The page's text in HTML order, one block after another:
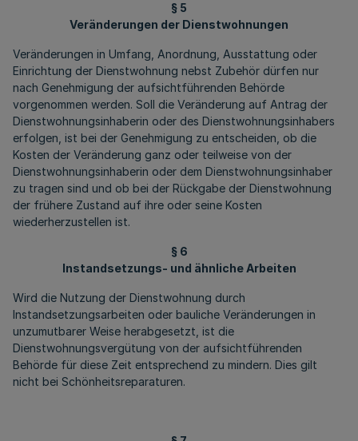
§ 5
Veränderungen der Dienstwohnungen
Veränderungen in Umfang, Anordnung, Ausstattung oder
Einrichtung der Dienstwohnung nebst Zubehör dürfen nur
nach Genehmigung der aufsichtführenden Behörde
vorgenommen werden. Soll die Veränderung auf Antrag der
Dienstwohnungsinhaberin oder des Dienstwohnungsinhabers
erfolgen, ist bei der Genehmigung zu entscheiden, ob die
Kosten der Veränderung ganz oder teilweise von der
Dienstwohnungsinhaberin oder dem Dienstwohnungsinhaber
zu tragen sind und ob bei der Rückgabe der Dienstwohnung
der frühere Zustand auf ihre oder seine Kosten
wiederherzustellen ist.
§ 6
Instandsetzungs- und ähnliche Arbeiten
Wird die Nutzung der Dienstwohnung durch
Instandsetzungsarbeiten oder bauliche Veränderungen in
unzumutbarer Weise herabgesetzt, ist die
Dienstwohnungsvergütung von der aufsichtführenden
Behörde für diese Zeit entsprechend zu mindern. Dies gilt
nicht bei Schönheitsreparaturen.